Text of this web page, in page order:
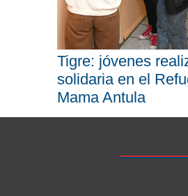
Tigre: jóvenes
solidaria en el
Mama Antula